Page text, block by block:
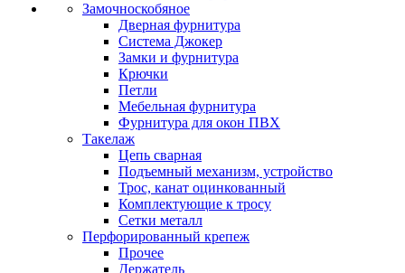
Замочноскобяное
Дверная фурнитура
Система Джокер
Замки и фурнитура
Крючки
Петли
Мебельная фурнитура
Фурнитура для окон ПВХ
Такелаж
Цепь сварная
Подъемный механизм, устройство
Трос, канат оцинкованный
Комплектующие к тросу
Сетки металл
Перфорированный крепеж
Прочее
Держатель